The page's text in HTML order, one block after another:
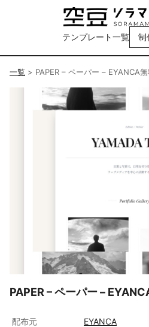
テンプレート一覧 制
一覧 > PAPER – ペーパー – EYANCA
PAPER – ペーパー –
配布元 EYANCA